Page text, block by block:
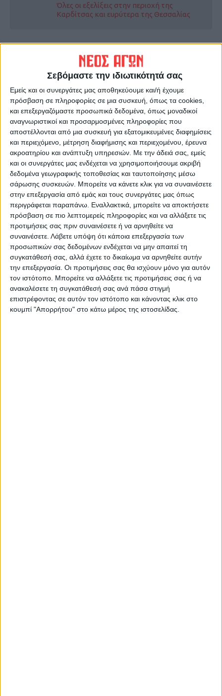
Σεβόμαστε την ιδιωτικότητά σας
Εμείς και οι συνεργάτες μας αποθηκεύουμε και/ή έχουμε
πρόσβαση σε πληροφορίες σε μια συσκευή, όπως τα cookies,
και επεξεργαζόμαστε προσωπικά δεδομένα, όπως μοναδικοί
αναγνωριστικοί και προσαρμοσμένες πληροφορίες που
αποστέλλονται από μια συσκευή για εξατομικευμένες διαφημίσεις
και περιεχόμενο, μέτρηση διαφήμισης και περιεχομένου, έρευνα
ακροατηρίου και ανάπτυξη υπηρεσιών. Με την άδειά σας, εμείς
και οι συνεργάτες μας ενδέχεται να χρησιμοποιήσουμε ακριβή
δεδομένα γεωγραφικής τοποθεσίας και ταυτοποίησης μέσω
σάρωσης συσκευών. Μπορείτε να κάνετε κλικ για να συναινέσετε
στην επεξεργασία από εμάς και τους συνεργάτες μας όπως
περιγράφεται παραπάνω. Εναλλακτικά, μπορείτε να αποκτήσετε
πρόσβαση σε πιο λεπτομερείς πληροφορίες και να αλλάξετε τις
προτιμήσεις σας πριν συναινέσετε ή να αρνηθείτε να
συναινέσετε. Λάβετε υπόψη ότι κάποια επεξεργασία των
προσωπικών σας δεδομένων ενδέχεται να μην απαιτεί τη
συγκατάθεσή σας, αλλά έχετε το δικαίωμα να αρνηθείτε αυτήν
την επεξεργασία. Οι προτιμήσεις σας θα ισχύουν μόνο για αυτόν
τον ιστότοπο. Μπορείτε να αλλάξετε τις προτιμήσεις σας ή να
ανακαλέσετε τη συγκατάθεσή σας ανά πάσα στιγμή
επιστρέφοντας σε αυτόν τον ιστότοπο και κάνοντας κλικ στο
κουμπί "Απορρήτου" στο κάτω μέρος της ιστοσελίδας.
Όλες οι εξελίξεις στην περιοχή της
Καρδίτσας και ευρύτερα της Θεσσαλίας
ΠΡΟΗΓΟΥΜΕΝΟ ΑΡΘΡΟ ΕΠΟΜΕΝΟ ΑΡΘΡΟ
Μοναδικό ιατρικό επίτευγμα
στη Νέα Υόρκη:
Μεταμόσχευσαν νεφρό από
χοίρο σε άνθρωπο
ΝΕΟΣ ΑΓΩΝ
https://neosagon.gr
Η Αρχαιότερη Καθημερινή Πρωινή Εφημερίδα της Καρδίτσας
ΠΑΡΟΜΟΙΑ ΑΡΘΡΑ